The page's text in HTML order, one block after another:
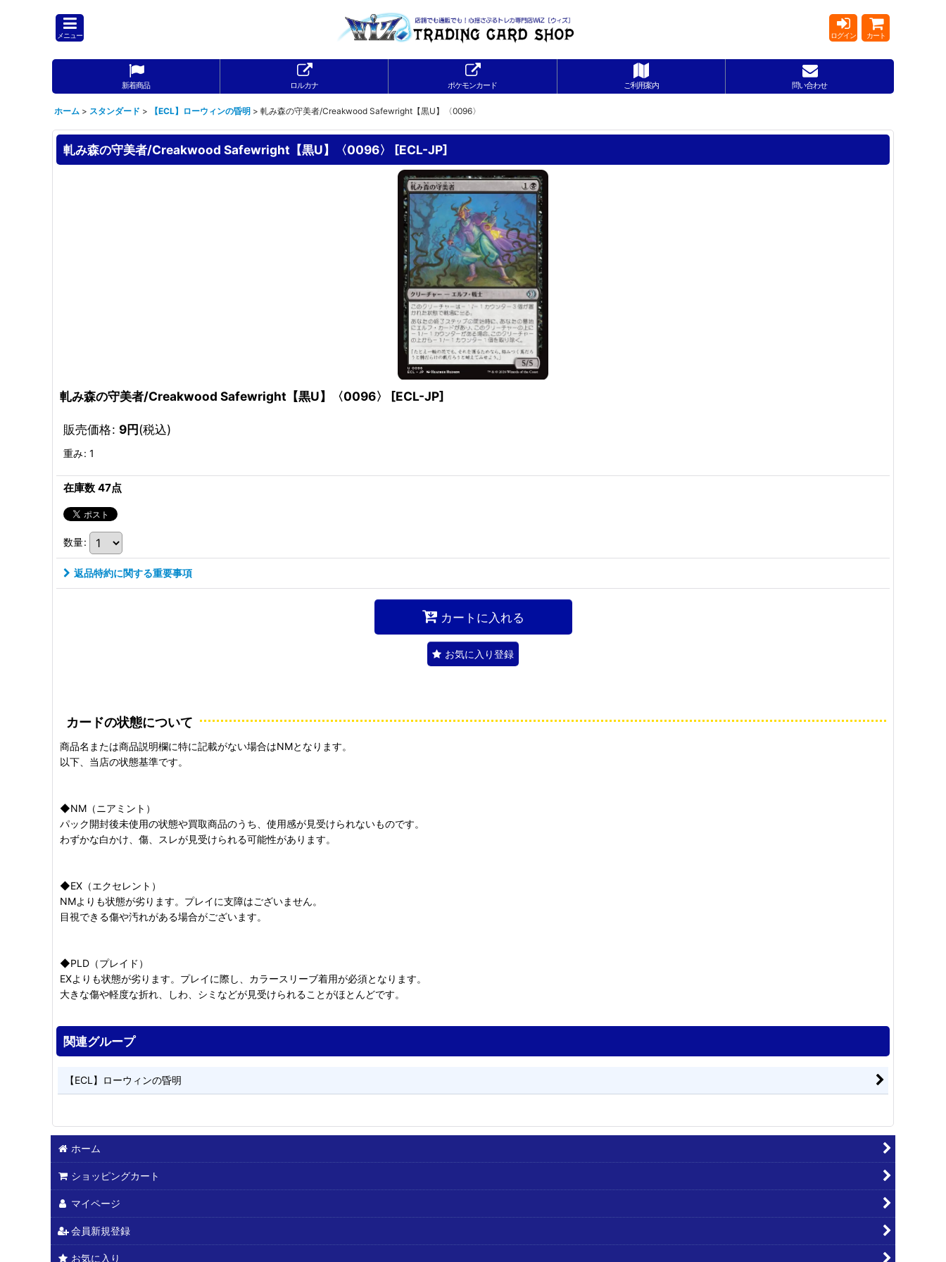
メニュー ログイン カート
新着商品 ロルカナ ポケモンカード ご利用案内 問い合わせ
ホーム > スタンダード > 【ECL】ローウィンの昏明 > 軋み森の守美者/Creakwood Safewright【黒U】〈0096〉
軋み森の守美者/Creakwood Safewright【黒U】〈0096〉 [ECL-JP]
軋み森の守美者/Creakwood Safewright【黒U】〈0096〉 [ECL-JP]
販売価格: 9円(税込)
重み: 1
在庫数 47点
数量:
返品特約に関する重要事項
カートに入れる
お気に入り登録
カードの状態について
商品名または商品説明欄に特に記載がない場合はNMとなります。
以下、当店の状態基準です。
◆NM（ニアミント）
パック開封後未使用の状態や買取商品のうち、使用感が見受けられないものです。
わずかな白かけ、傷、スレが見受けられる可能性があります。
◆EX（エクセレント）
NMよりも状態が劣ります。プレイに支障はございません。
目視できる傷や汚れがある場合がございます。
◆PLD（プレイド）
EXよりも状態が劣ります。プレイに際し、カラースリーブ着用が必須となります。
大きな傷や軽度な折れ、しわ、シミなどが見受けられることがほとんどです。
関連グループ
【ECL】ローウィンの昏明
ホーム
ショッピングカート
マイページ
会員新規登録
お気に入り